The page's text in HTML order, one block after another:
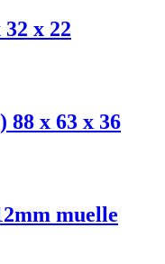
x 22
88 x 63 x 36
muelle